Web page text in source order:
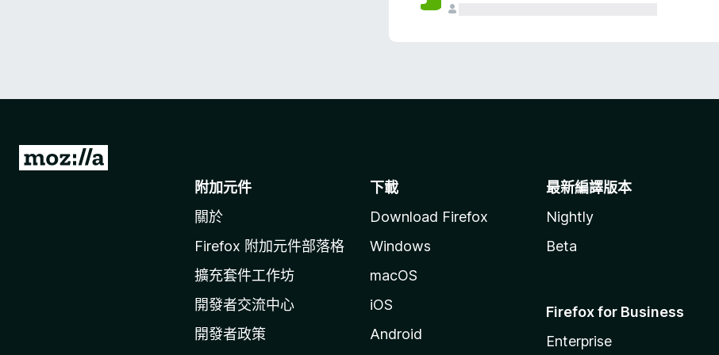
前
附加元件
關於
Firefox 附加元件部落格
擴充套件工作坊
開發者交流中心
開發者政策
下載
Download Firefox
Windows
macOS
iOS
Android
最新編譯版本
Nightly
Beta
Firefox for Business
Enterprise